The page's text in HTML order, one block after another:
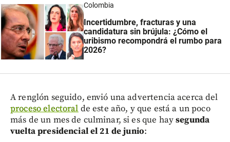
Colombia
Incertidumbre, fracturas y una
candidatura sin brújula: ¿Cómo el
uribismo recompondrá el rumbo para
2026?
A renglón seguido, envió una advertencia acerca del
proceso electoral de este año, y que está a un poco
más de un mes de culminar, si es que haysegunda
vuelta presidencial el 21 de junio: